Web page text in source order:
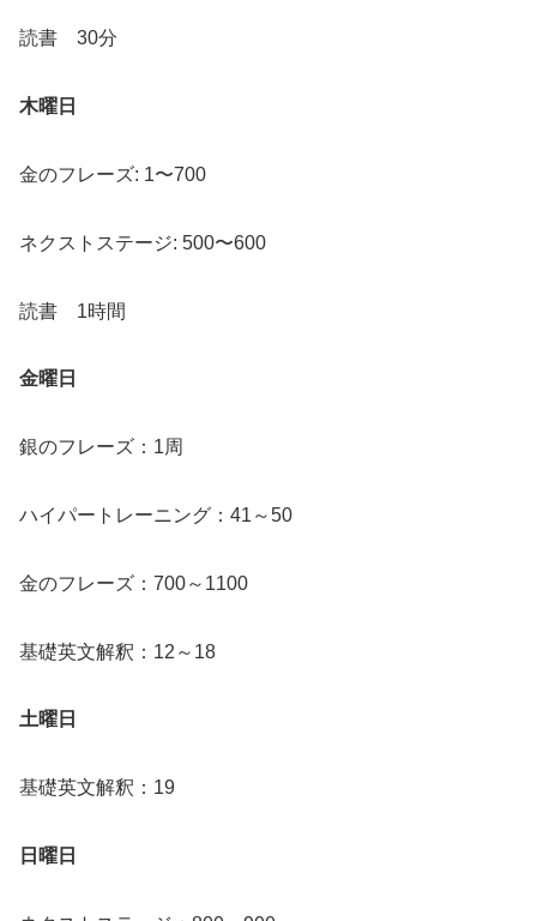
読書 30分
木曜日
金のフレーズ: 1〜700
ネクストステージ: 500〜600
読書 1時間
金曜日
銀のフレーズ：1周
ハイパートレーニング：41～50
金のフレーズ：700～1100
基礎英文解釈：12～18
土曜日
基礎英文解釈：19
日曜日